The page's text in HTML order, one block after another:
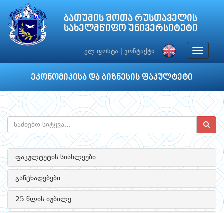
ბათუმის შოთა რუსთაველის
სახელმწიფო უნივერსიტეტი
ელ.ფოსტა კონტაქტი
Toggle
ეკონომიკისა და ბიზნესის ფაკულტეტი
ფაკულტეტის სიახლეები
განცხადებები
25 წლის იუბილე